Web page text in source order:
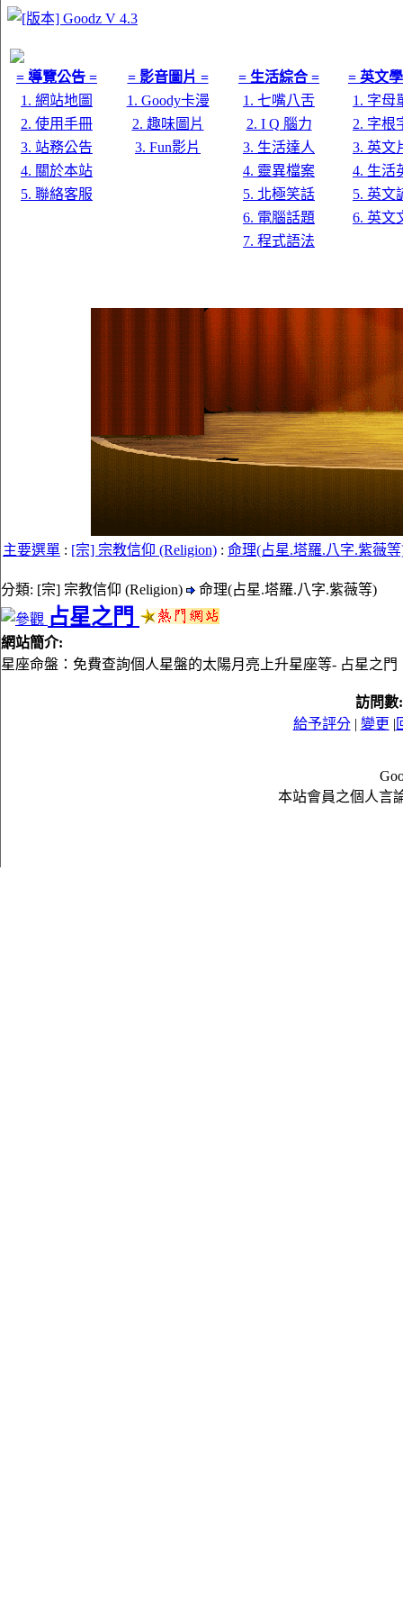
= 導覽公告 = = 影音圖片 = = 生活綜合 =
= 英文
1. 網站地圖
1. Goody卡漫 1. 七嘴八舌
1. 字母
2. 使用手冊
2. 趣味圖片 2. I Q 腦力
2. 字根
3. 站務公告
3. Fun影片 3. 生活達人
3. 英文
4. 關於本站
4. 靈異檔案
4. 生活
5. 聯絡客服
5. 北極笑話
5. 英文
6. 電腦話題
6. 英文
7. 程式語法
主要選單 : [宗] 宗教信仰 (Religion) : 命理(占星.塔羅.八字.紫薇
分類: [宗] 宗教信仰 (Religion) 命理(占星.塔羅.八字.紫薇等)
占星之門
網站簡介:
星座命盤：免費查詢個人星盤的太陽月亮上升星座等- 占星之門
訪問
給予評分| 變更 |
本站會員之個人言